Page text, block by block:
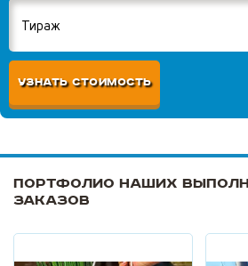
УЗНАТЬ СТОИМОСТЬ
Портфолио наших
заказов